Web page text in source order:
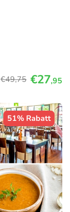
€49,75 €27,95
51% Rabatt